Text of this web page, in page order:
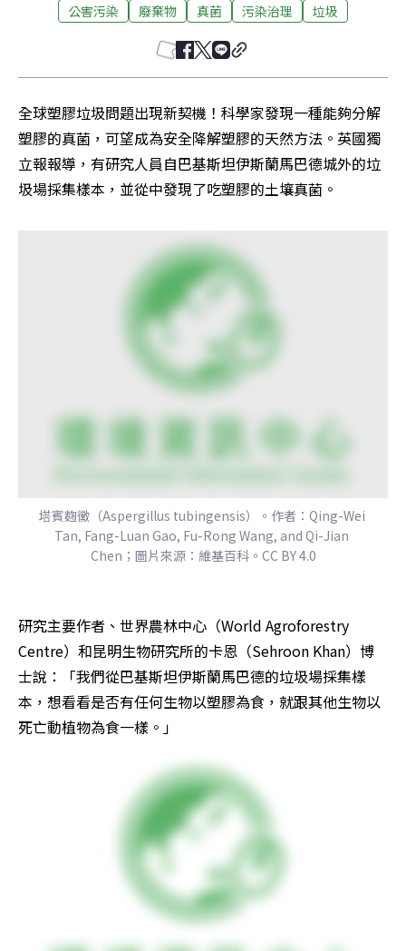
公害污染 廢棄物 真菌 污染治理 垃圾
全球塑膠垃圾問題出現新契機！科學家發現一種能夠分解
塑膠的真菌，可望成為安全降解塑膠的天然方法。英國獨
立報報導，有研究人員自巴基斯坦伊斯蘭馬巴德城外的垃
圾場採集樣本，並從中發現了吃塑膠的土壤真菌。
塔賓麴黴（Aspergillus tubingensis）。作者：Qing-Wei
Tan, Fang-Luan Gao, Fu-Rong Wang, and Qi-Jian
Chen；圖片來源：維基百科。CC BY 4.0
研究主要作者、世界農林中心（World Agroforestry
Centre）和昆明生物研究所的卡恩（Sehroon Khan）博
士說：「我們從巴基斯坦伊斯蘭馬巴德的垃圾場採集樣
本，想看看是否有任何生物以塑膠為食，就跟其他生物以
死亡動植物為食一樣。」